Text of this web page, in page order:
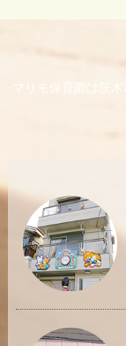
マリモ保育園は茨